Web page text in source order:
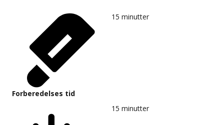
Forberedelses tid
15 minutter
15 minutter